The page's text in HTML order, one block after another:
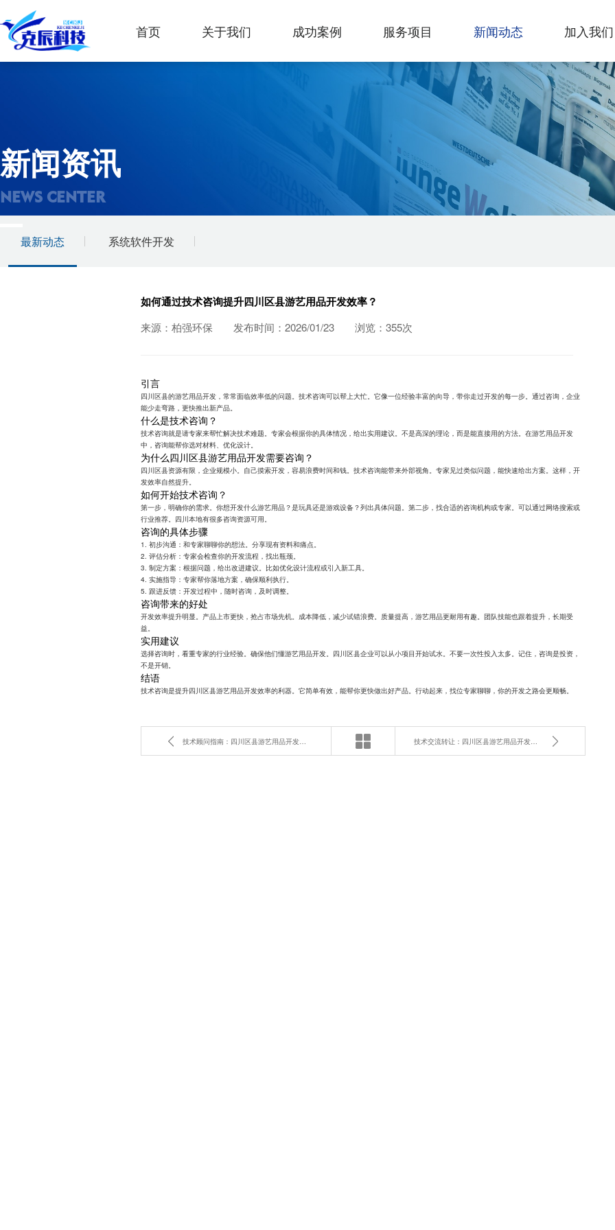
首页 关于我们 成功案例 服务项目 新闻动态 加入我们
新闻资讯
NEWS CENTER
最新动态 系统软件开发
如何通过技术咨询提升四川区县游艺用品开发效率？
来源：柏强环保 发布时间：2026/01/23 浏览：355次
引言
四川区县的游艺用品开发，常常面临效率低的问题。技术咨询可以帮上大忙。它像一位经验丰富的向导，带你走过开发的每一步。通过咨询，企业
能少走弯路，更快推出新产品。
什么是技术咨询？
技术咨询就是请专家来帮忙解决技术难题。专家会根据你的具体情况，给出实用建议。不是高深的理论，而是能直接用的方法。在游艺用品开发
中，咨询能帮你选对材料、优化设计。
为什么四川区县游艺用品开发需要咨询？
四川区县资源有限，企业规模小。自己摸索开发，容易浪费时间和钱。技术咨询能带来外部视角。专家见过类似问题，能快速给出方案。这样，开
发效率自然提升。
如何开始技术咨询？
第一步，明确你的需求。你想开发什么游艺用品？是玩具还是游戏设备？列出具体问题。第二步，找合适的咨询机构或专家。可以通过网络搜索或
行业推荐。四川本地有很多咨询资源可用。
咨询的具体步骤
1. 初步沟通：和专家聊聊你的想法。分享现有资料和痛点。
2. 评估分析：专家会检查你的开发流程，找出瓶颈。
3. 制定方案：根据问题，给出改进建议。比如优化设计流程或引入新工具。
4. 实施指导：专家帮你落地方案，确保顺利执行。
5. 跟进反馈：开发过程中，随时咨询，及时调整。
咨询带来的好处
开发效率提升明显。产品上市更快，抢占市场先机。成本降低，减少试错浪费。质量提高，游艺用品更耐用有趣。团队技能也跟着提升，长期受
益。
实用建议
选择咨询时，看重专家的行业经验。确保他们懂游艺用品开发。四川区县企业可以从小项目开始试水。不要一次性投入太多。记住，咨询是投资，
不是开销。
结语
技术咨询是提升四川区县游艺用品开发效率的利器。它简单有效，能帮你更快做出好产品。行动起来，找位专家聊聊，你的开发之路会更顺畅。
技术顾问指南：四川区县游艺用品开发的技术转让要点